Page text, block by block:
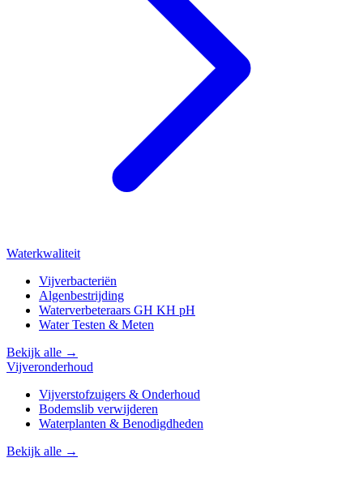
Waterkwaliteit
Vijverbacteriën
Algenbestrijding
Waterverbeteraars GH KH pH
Water Testen & Meten
Bekijk alle →
Vijveronderhoud
Vijverstofzuigers & Onderhoud
Bodemslib verwijderen
Waterplanten & Benodigdheden
Bekijk alle →